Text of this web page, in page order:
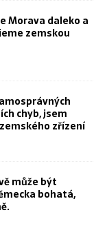
Morava daleko a
zemskou
chyb, jsem
zřízení
může být
bohatá,